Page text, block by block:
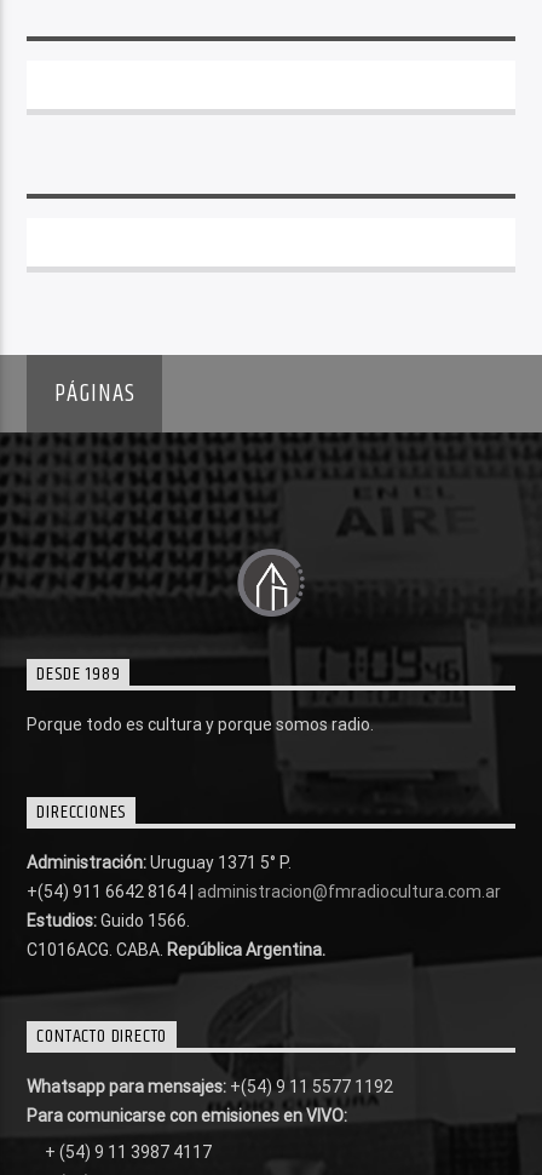
PÁGINAS
DESDE 1989
Porque todo es cultura y porque somos radio.
DIRECCIONES
Administración:Uruguay 1371 5° P.
+(54) 911 6642 8164 | administracion@fmradiocultura.com.ar
Estudios:Guido 1566.
C1016ACG . CABA. República Argentina.
CONTACTO DIRECTO
Whatsapp para mensajes: +(54) 9 11 5577 1192
Para comunicarse con emisiones en VIVO:
+ (54) 9 11 3987 4117